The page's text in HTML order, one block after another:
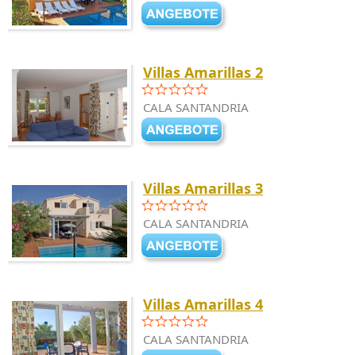
Villas Amarillas 2
CALA SANTANDRIA
Villas Amarillas 3
CALA SANTANDRIA
Villas Amarillas 4
CALA SANTANDRIA